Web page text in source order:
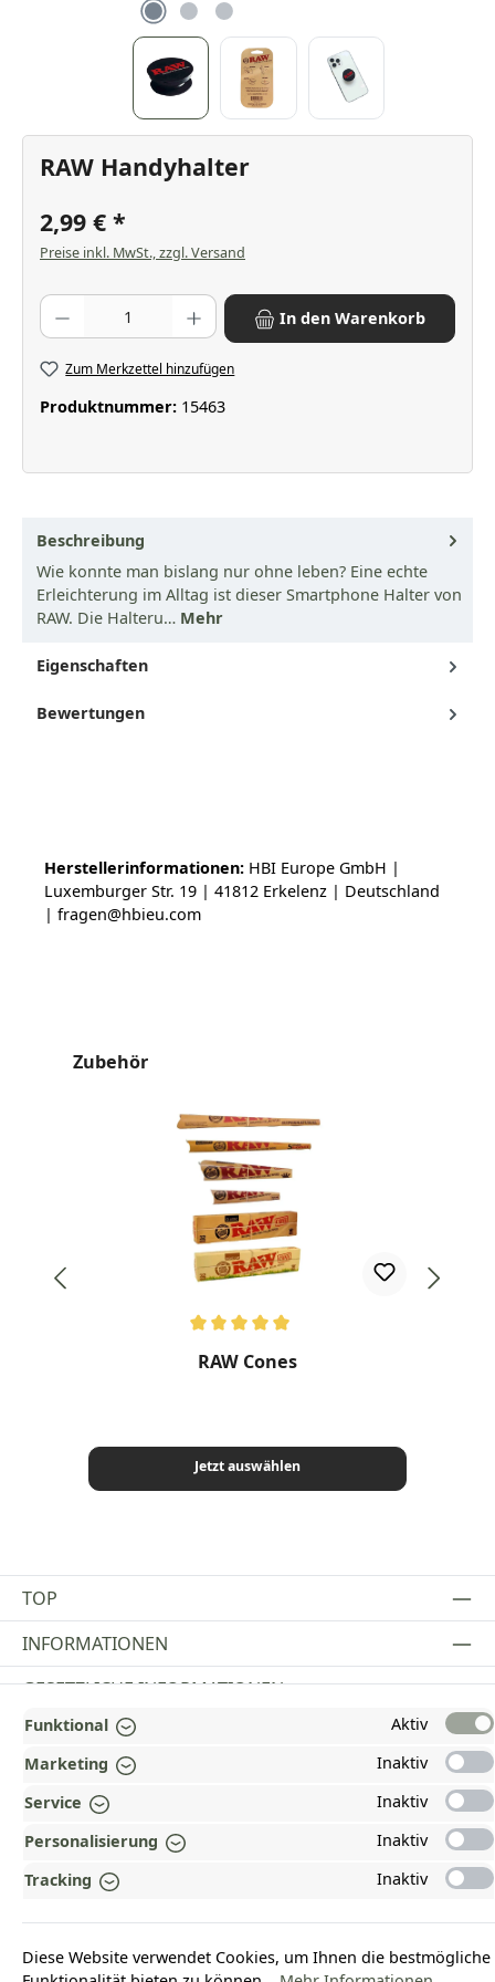
RAW Handyhalter
2,99 €
Preise inkl. MwSt., zzgl. Versand
Produkt Anzahl: Gib den gewünschten Wert ein oder benutze die
In den Warenkorb
Zum Merkzettel hinzufügen
Produktnummer: 15463
Beschreibung
Wie konnte man bislang nur ohne leben? Eine echte
Erleichterung im Alltag ist dieser Smartphone Halter von
RAW. Die Halteru… Mehr
Eigenschaften
Bewertungen
Herstellerinformationen: HBI Europe GmbH |
Luxemburger Str. 19 | 41812 Erkelenz | Deutschland
| fragen@hbieu.com
Produktgalerie überspringen
Zubehör
RAW Cones
Jetzt auswählen
TOP
Vertrag widerrufen
INFORMATIONEN
GESETZLICHE INFORMATIONEN
ZAHLUNGS- UND VERSANDARTEN
AUSGEZEICHNET UND ZERTIFIZIERT!
UNSERE COMMUNITIES
Funktional
Aktiv
Marketing
Inaktiv
Service
Inaktiv
Personalisierung
Inaktiv
Tracking
Inaktiv
Diese Website verwendet Cookies, um Ihnen die bestmögliche